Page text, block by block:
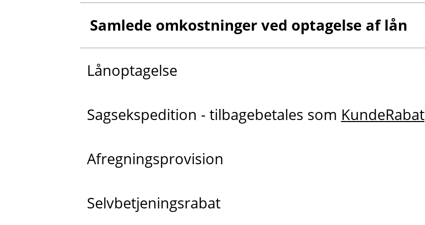
Samlede omkostninger ved optagelse af lån
Lånoptagelse
Sagsekspedition - tilbagebetales som KundeRabat
Afregningsprovision
Selvbetjeningsrabat